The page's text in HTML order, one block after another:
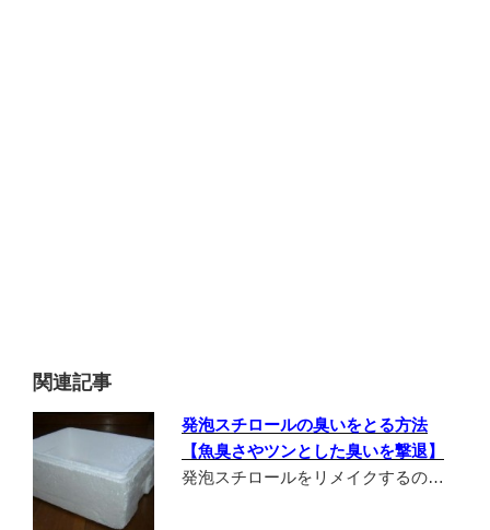
関連記事
発泡スチロールの臭いをとる方法
【魚臭さやツンとした臭いを撃退】
発泡スチロールをリメイクするの…